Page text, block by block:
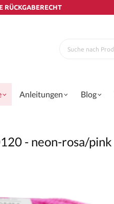
RÜCKGABERECHT
Anleitungen Blog
- neon-rosa/pink